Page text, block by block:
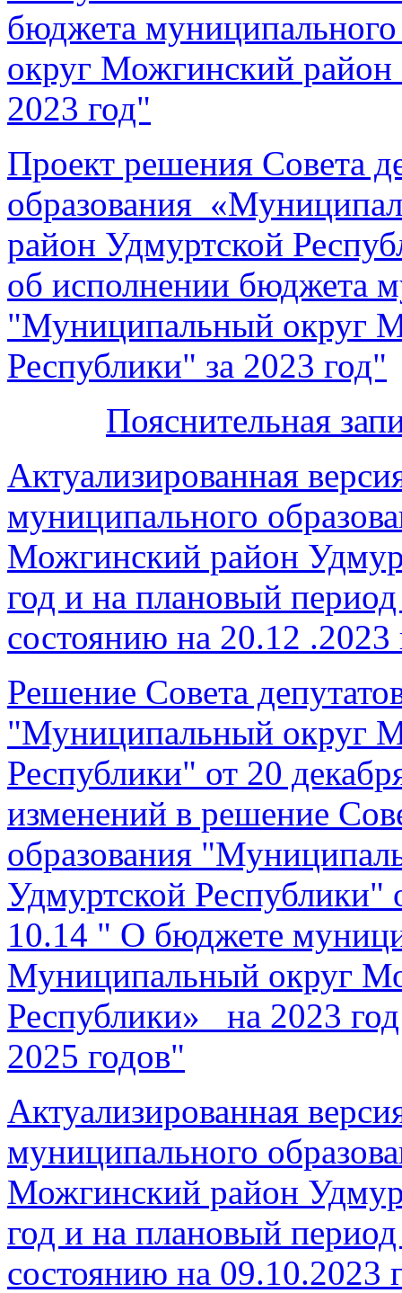
бюджета
округ Можгинский район
2023 год"
Проект решения Совета
образования
район Удмуртской
об исполнении бюджета
"Муниципальный округ
Республики" за 2023 год"
Пояснительная
Актуализированная
муниципального
Можгинский район
год и на плановый
состоянию на 20.12 .2023
Решение Совета
"Муниципальный округ
Республики" от 20
изменений в решение
образования
Удмуртской Республики"
10.14 " О бюджете
Муниципальный округ
Республики» на 2023
2025 годов"
Актуализированная
муниципального
Можгинский район
год и на плановый
состоянию на 09.10.2023